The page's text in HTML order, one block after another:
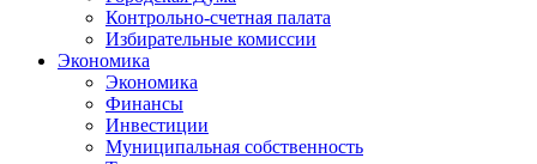
Контрольно-счетная палата
Избирательные комиссии
Экономика
Экономика
Финансы
Инвестиции
Муниципальная собственность